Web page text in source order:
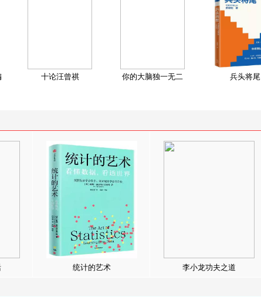
十论汪曾祺 你的大脑独一无二 兵头将尾
统计的艺术 李小龙功夫之道